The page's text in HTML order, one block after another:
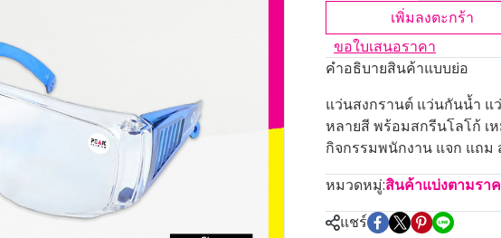
เพิ่มลงตะกร้า
ขอใบเสนอราคา
คำอธิบายสินค้าแบบย่อ
แว่นสงกรานต์ แว่นกันน้ำ
หลายสี พร้อมสกรีนโลโก้ เ
กิจกรรมพนักงาน แจก แถ
หมวดหมู่:สินค้าแบ่งตามรา
แชร์